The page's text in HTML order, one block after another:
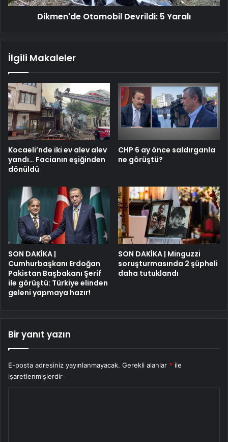
Dikmen'de Otomobil Devrildi: 5 Yaralı
İlgili Makaleler
Kocaeli’nde iki ev alev alev
yandı… Facianın eşiğinden
dönüldü
CHP 6 ay önce saldırganla
ne görüştü?
SON DAKİKA |
Cumhurbaşkanı Erdoğan
Pakistan Başbakanı Şerif
ile görüştü: Türkiye elinden
geleni yapmaya hazır!
SON DAKİKA | Minguzzi
soruşturmasında 2 şüpheli
daha tutuklandı
Bir yanıt yazın
E-posta adresiniz yayınlanmayacak. Gerekli alanlar * ile
işaretlenmişlerdir